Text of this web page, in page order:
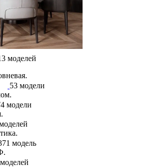
моделей
53 модели
модели
модель